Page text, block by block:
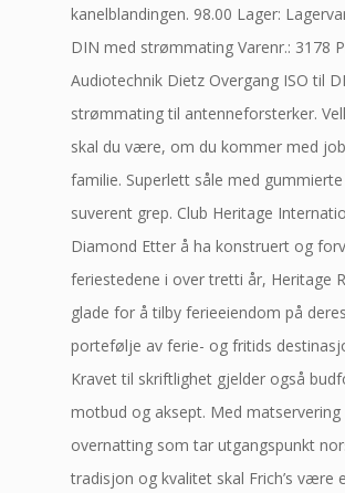
kanelblandingen. 98.00 Lager:
DIN med strømmating Varenr.: 3178
Audiotechnik Dietz Overgang ISO til
strømmating til antenneforsterker.
skal du være, om du kommer med
familie. Superlett såle med
suverent grep. Club Heritage
Diamond Etter å ha konstruert og
feriestedene i over tretti år, Heritage
glade for å tilby ferieeiendom på
portefølje av ferie- og fritids
Kravet til skriftlighet gjelder også
motbud og aksept. Med matservering
overnatting som tar utgangspunkt
tradisjon og kvalitet skal Frich’s være